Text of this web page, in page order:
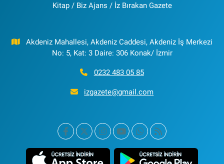
Kitap / Biz Ajans / İz Bırakan Gazete
Akdeniz Mahallesi, Akdeniz Caddesi, Akdeniz İş Merkezi
No: 5, Kat: 3 Daire: 306 Konak/ İzmir
0232 483 05 85
izgazete@gmail.com